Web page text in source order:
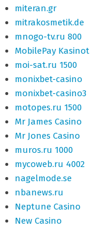
miteran.gr
mitrakosmetik.de
mnogo-tv.ru 800
MobilePay Kasinot
moi-sat.ru 1500
monixbet-casino
monixbet-casino3
motopes.ru 1500
Mr James Casino
Mr Jones Casino
muros.ru 1000
mycoweb.ru 4002
nagelmode.se
nbanews.ru
Neptune Casino
New Casino